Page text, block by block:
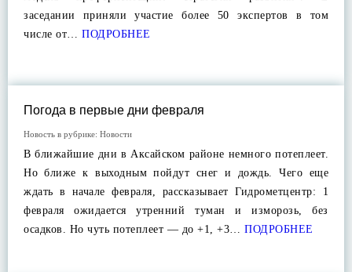
заседании приняли участие более 50 экспертов в том
числе от… ПОДРОБНЕЕ
Погода в первые дни февраля
Новость в рубрике: Новости
В ближайшие дни в Аксайском районе немного потеплеет.
Но ближе к выходным пойдут снег и дождь. Чего еще
ждать в начале февраля, рассказывает Гидрометцентр: 1
февраля ожидается утренний туман и изморозь, без
осадков. Но чуть потеплеет — до +1, +3… ПОДРОБНЕЕ